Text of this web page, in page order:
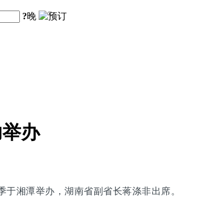
?晚
办
湘潭举办，湖南省副省长蒋涤非出席。